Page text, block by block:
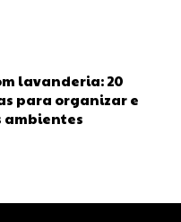
lavanderia: 20
para organizar e
ambientes